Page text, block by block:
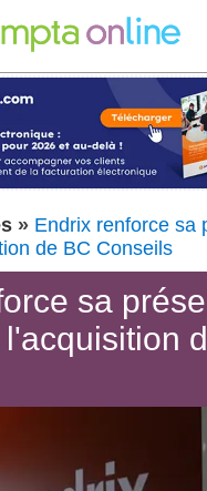
» Endrix renforce sa
de BC Conseils
sa